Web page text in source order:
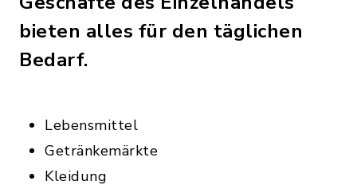
bieten alles für den täglichen
Bedarf.
Lebensmittel
Getränkemärkte
Kleidung